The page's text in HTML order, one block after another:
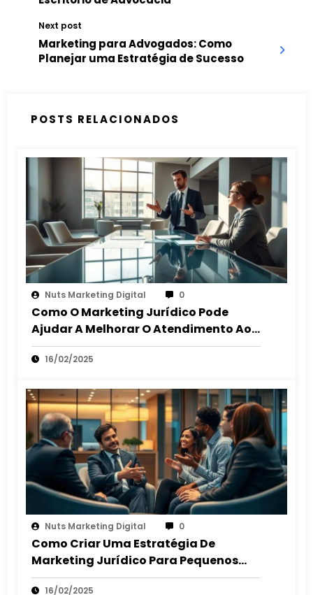
Next post
Marketing para Advogados: Como
Planejar uma Estratégia de Sucesso
POSTS RELACIONADOS
Nuts Marketing Digital 0
Como O Marketing Jurídico Pode
Ajudar A Melhorar O Atendimento Ao
Cliente
16/02/2025
Nuts Marketing Digital 0
Como Criar Uma Estratégia De
Marketing Jurídico Para Pequenos
Escritórios
16/02/2025